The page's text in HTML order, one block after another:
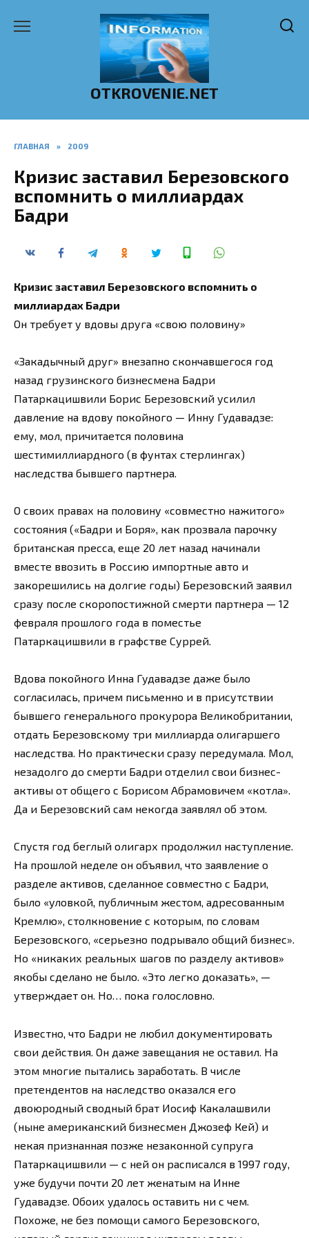
OTKROVENIE.NET
ГЛАВНАЯ » 2009
Кризис заставил Березовского
вспомнить о миллиардах
Бадри
Кризис заставил Березовского вспомнить о
миллиардах Бадри
Он требует у вдовы друга «свою половину»
«Закадычный друг» внезапно скончавшегося год
назад грузинского бизнесмена Бадри
Патаркацишвили Борис Березовский усилил
давление на вдову покойного — Инну Гудавадзе:
ему, мол, причитается половина
шестимиллиардного (в фунтах стерлингах)
наследства бывшего партнера.
О своих правах на половину «совместно нажитого»
состояния («Бадри и Боря», как прозвала парочку
британская пресса, еще 20 лет назад начинали
вместе ввозить в Россию импортные авто и
закорешились на долгие годы) Березовский заявил
сразу после скоропостижной смерти партнера — 12
февраля прошлого года в поместье
Патаркацишвили в графстве Суррей.
Вдова покойного Инна Гудавадзе даже было
согласилась, причем письменно и в присутствии
бывшего генерального прокурора Великобритании,
отдать Березовскому три миллиарда олигаршего
наследства. Но практически сразу передумала. Мол,
незадолго до смерти Бадри отделил свои бизнес-
активы от общего с Борисом Абрамовичем «котла».
Да и Березовский сам некогда заявлял об этом.
Спустя год беглый олигарх продолжил наступление.
На прошлой неделе он объявил, что заявление о
разделе активов, сделанное совместно с Бадри,
было «уловкой, публичным жестом, адресованным
Кремлю», столкновение с которым, по словам
Березовского, «серьезно подрывало общий бизнес».
Но «никаких реальных шагов по разделу активов»
якобы сделано не было. «Это легко доказать», —
утверждает он. Но… пока голословно.
Известно, что Бадри не любил документировать
свои действия. Он даже завещания не оставил. На
этом многие пытались заработать. В числе
претендентов на наследство оказался его
двоюродный сводный брат Иосиф Какалашвили
(ныне американский бизнесмен Джозеф Кей) и
некая признанная позже незаконной супруга
Патаркацишвили — с ней он расписался в 1997 году,
уже будучи почти 20 лет женатым на Инне
Гудавадзе. Обоих удалось оставить ни с чем.
Похоже, не без помощи самого Березовского,